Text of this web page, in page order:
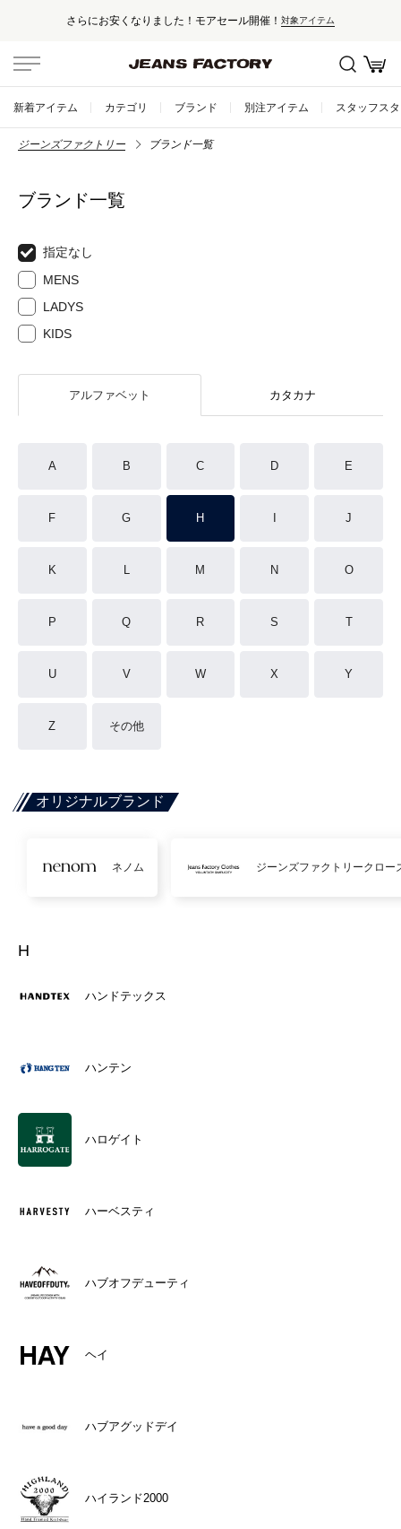
さらにお安くなりました！モアセール開催！ 対象アイテム
新着アイテム カテゴリ ブランド 別注アイテム スタッフス
ジーンズファクトリー ブランド一覧
ブランド一覧
指定なし
MENS
LADYS
KIDS
アルファベット カタカナ
A B C D E
F G H J
K L M N O
P Q R S T
U V W X Y
Z その他
オリジナルブランド
ネノム ジーンズファクトリークロー
H
ハンドテックス
ハンテン
ハロゲイト
ハーベスティ
ハブオフデューティ
ヘイ
ハブアグッドデイ
ハイランド2000